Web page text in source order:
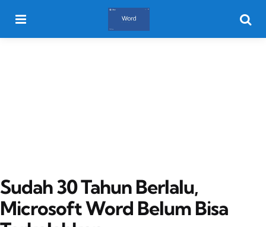
Sudah 30 Tahun Berlalu,
Microsoft Word Belum Bisa